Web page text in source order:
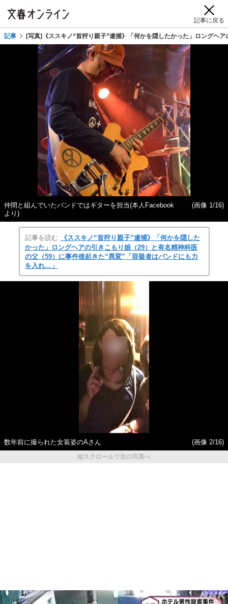
記事に戻る
記事 [写真]《ススキノ“首狩り親子”逮捕》「何かを隠したかった」ロングヘ
仲間と組んでいたバンドではギターを担当(本人Facebook
より)
(画像 1/16)
記事を読む
《ススキノ“首狩り親子”逮捕》「何かを隠した
かった」ロングヘアの引きこもり娘（29）と有名精神科医
の父（59）に事件後起きた“異変”「容疑者はバンドにも力
を入れ…」
数年前に撮られた女装姿のAさん
(画像 2/16)
縦スクロールで次の写真へ